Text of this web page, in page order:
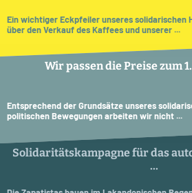
Ein wichtiger Eckpfeiler unseres solidarischen
über den Verkauf des Kaffees und unserer ...
Wir passen die Preise zum
Entsprechend der Grundsätze unseres
politischen Bewegungen arbeiten wir nicht ...
Solidaritätskampagne für das
...